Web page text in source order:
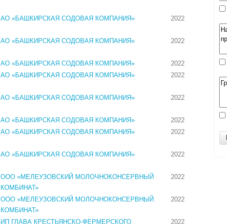
АО «БАШКИРСКАЯ СОДОВАЯ КОМПАНИЯ» 2022
АО «БАШКИРСКАЯ СОДОВАЯ КОМПАНИЯ» 2022
АО «БАШКИРСКАЯ СОДОВАЯ КОМПАНИЯ»
2022
АО «БАШКИРСКАЯ СОДОВАЯ КОМПАНИЯ» 2022
АО «БАШКИРСКАЯ СОДОВАЯ КОМПАНИЯ» 2022
АО «БАШКИРСКАЯ СОДОВАЯ КОМПАНИЯ»
2022
АО «БАШКИРСКАЯ СОДОВАЯ КОМПАНИЯ» 2022
АО «БАШКИРСКАЯ СОДОВАЯ КОМПАНИЯ» 2022
ООО «МЕЛЕУЗОВСКИЙ МОЛОЧНОКОНСЕРВНЫЙ
КОМБИНАТ»
2022
ООО «МЕЛЕУЗОВСКИЙ МОЛОЧНОКОНСЕРВНЫЙ
КОМБИНАТ»
2022
ИП ГЛАВА КРЕСТЬЯНСКО-ФЕРМЕРСКОГО
2022